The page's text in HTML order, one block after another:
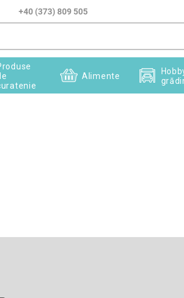
+40 (373) 809 505
Alimente